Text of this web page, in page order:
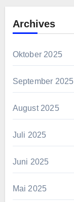
Archives
Oktober 2025
September 2025
August 2025
Juli 2025
Juni 2025
Mai 2025